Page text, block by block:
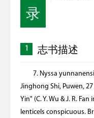
录
1 志书描述
7. Nyssa
Jinghong Shi, Puwen,
Yin" (C. Y. Wu & J. R.
lenticels conspicuous.